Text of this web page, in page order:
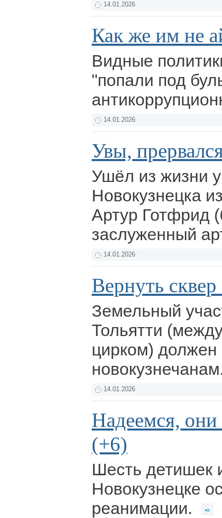
14.01.2026
Как же им не
Видные
"попали под
14.01.2026
Увы,
Ушёл из жизни
Новокузнецка
Артур Готфрид
заслуженный
14.01.2026
Вернуть
Земельный
Тольятти
цирком)
14.01.2026
Надеемся,
(+6)
Шесть детишек
Новокузнецке
реанимации.